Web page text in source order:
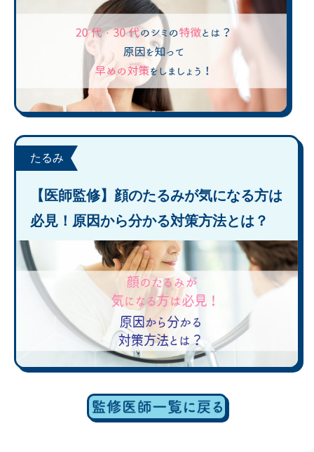
たるみ
【医師監修】顔のたるみが気になる方は
必見！原因から分かる対策方法とは？